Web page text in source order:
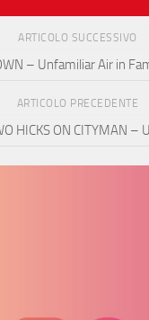
ARTICOLO SUCCESSIVO
– Unfamiliar Air in
ARTICOLO PRECEDENTE
HICKS ON CITYMAN –